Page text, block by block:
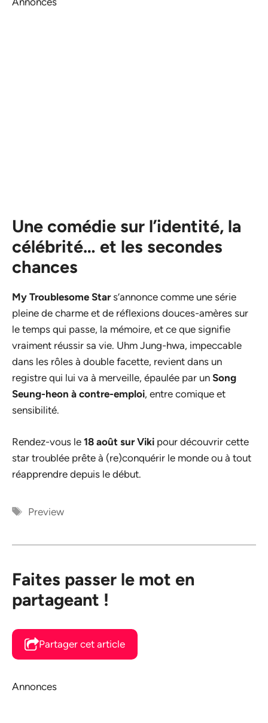
Une comédie sur l’identité, la
célébrité… et les secondes
chances
My Troublesome Star s’annonce comme une série
pleine de charme et de réflexions douces-amères sur
le temps qui passe, la mémoire, et ce que signifie
vraiment réussir sa vie. Uhm Jung-hwa, impeccable
dans les rôles à double facette, revient dans un
registre qui lui va à merveille, épaulée par un Song
Seung-heon à contre-emploi, entre comique et
sensibilité.
Rendez-vous le 18 août sur Viki pour découvrir cette
star troublée prête à (re)conquérir le monde ou à tout
réapprendre depuis le début.
Étiquettes
Preview
Faites passer le mot en
partageant !
Partager cet article
Annonces